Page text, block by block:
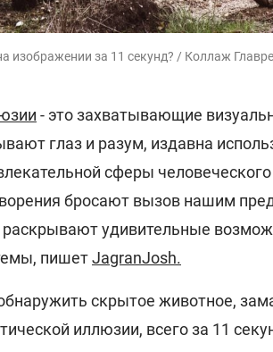
изображении за 11 секунд? / Коллаж
- это захватывающие
глаз и разум, издавна
сферы
бросают вызов нашим
удивительные
пишетJagranJosh.
скрытое животное,
иллюзии, всего за 11